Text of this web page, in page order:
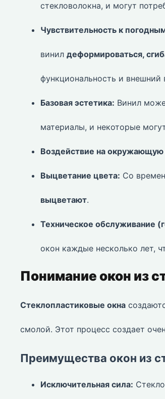
стекловолокна, и могут
Чувствительность к
винил деформироваться,
функциональность и внешний
Базовая эстетика: Винил
материалы, и некоторые
Воздействие на окружающую
Выцветание цвета: Со
выцветают.
Техническое обслуживание
окон каждые несколько лет,
Понимание окон из
Стеклопластиковые окна
смолой. Этот процесс создает
Преимущества окон из
Исключительная сила: